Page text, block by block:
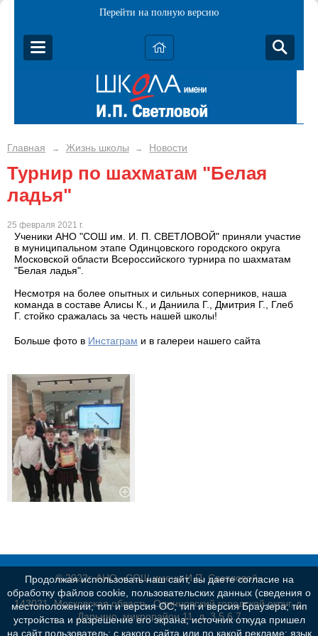
Перейти на полную версию
Главная → Жизнь школы → Новости
Турнир по шахматам "Белая
ладья"
25 февраля 2021 г.
Ученики АНО "СОШ им. И. П. СВЕТЛОВОЙ" приняли участие
в муниципальном этапе Одинцовского городского округа
Московской области Всероссийского турнира по шахматам
"Белая ладья".
Несмотря на более опытных и сильных соперников, наша
команда в составе Алисы К., и Даниила Г., Дмитрия Г., Глеб
Г. стойко сражалась за честь нашей школы!
Больше фото в Инстаграм и в галереи нашего сайта
© 2022г. АНО «СОШ имени И.П. Светловой»
143021, Московская область, Одинцовский городской округ, д.
Дарьино, микрорайон 11, д. 3,5,6,7
Продолжая использовать наш сайт, вы даете согласие на
обработку файлов cookie, пользовательских данных (сведения о
местоположении; тип и версия ОС; тип и версия Браузера; тип
устройства и разрешение его экрана; источник откуда пришел
на сайт пользователь; с какого сайта или по какой рекламе; язык